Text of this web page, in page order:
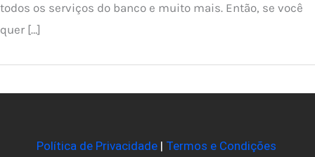
todos os serviços do banco e muito mais. Então, se você
quer […]
Política de Privacidade| Termos e Condições